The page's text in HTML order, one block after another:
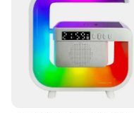
installation process
that's perfect for